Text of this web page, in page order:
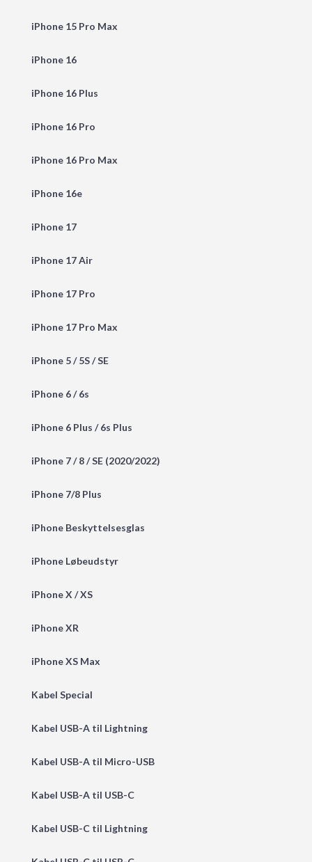
iPhone 15 Pro Max
iPhone 16
iPhone 16 Plus
iPhone 16 Pro
iPhone 16 Pro Max
iPhone 16e
iPhone 17
iPhone 17 Air
iPhone 17 Pro
iPhone 17 Pro Max
iPhone 5 / 5S / SE
iPhone 6 / 6s
iPhone 6 Plus / 6s Plus
iPhone 7 / 8 / SE (2020/2022)
iPhone 7/8 Plus
iPhone Beskyttelsesglas
iPhone Løbeudstyr
iPhone X / XS
iPhone XR
iPhone XS Max
Kabel Special
Kabel USB-A til Lightning
Kabel USB-A til Micro-USB
Kabel USB-A til USB-C
Kabel USB-C til Lightning